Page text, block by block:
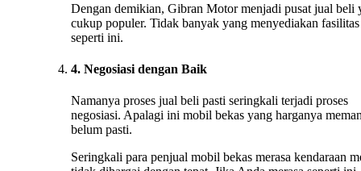
Dengan demikian, Gibran Motor menjadi pusat jual beli
cukup populer. Tidak banyak yang menyediakan fasilitas
seperti ini.
4. Negosiasi dengan Baik
Namanya proses jual beli pasti seringkali terjadi proses
negosiasi. Apalagi ini mobil bekas yang harganya
belum pasti.
Seringkali para penjual mobil bekas merasa kendaraan